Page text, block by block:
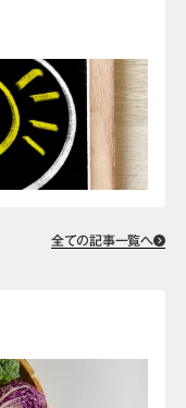
全ての記事一覧へ